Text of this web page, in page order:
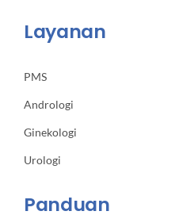
Layanan
PMS
Andrologi
Ginekologi
Urologi
Panduan